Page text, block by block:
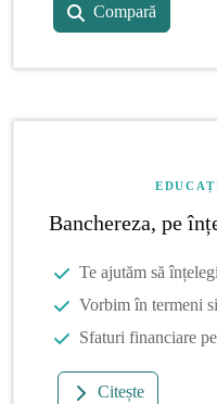
Compară
Banchereza, pe
Te ajutăm să
Vorbim în termeni
Sfaturi financiare
Citește